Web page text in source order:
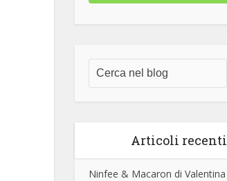
Articoli recenti
Ninfee & Macaron di Valentina